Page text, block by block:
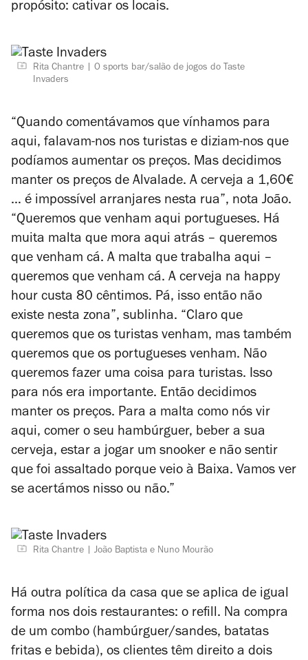
propósito: cativar os locais.
Rita Chantre
O sports bar/salão de jogos do Taste
Invaders
“Quando comentávamos que vínhamos para
aqui, falavam-nos nos turistas e diziam-nos que
podíamos aumentar os preços. Mas decidimos
manter os preços de Alvalade. A cerveja a 1,60€
… é impossível arranjares nesta rua”, nota João.
“Queremos que venham aqui portugueses. Há
muita malta que mora aqui atrás – queremos
que venham cá. A malta que trabalha aqui –
queremos que venham cá. A cerveja na happy
hour custa 80 cêntimos. Pá, isso então não
existe nesta zona”, sublinha. “Claro que
queremos que os turistas venham, mas também
queremos que os portugueses venham. Não
queremos fazer uma coisa para turistas. Isso
para nós era importante. Então decidimos
manter os preços. Para a malta como nós vir
aqui, comer o seu hambúrguer, beber a sua
cerveja, estar a jogar um snooker e não sentir
que foi assaltado porque veio à Baixa. Vamos ver
se acertámos nisso ou não.”
Rita Chantre João Baptista e Nuno Mourão
Há outra política da casa que se aplica de igual
forma nos dois restaurantes: o refill. Na compra
de um combo (hambúrguer/sandes, batatas
fritas e bebida), os clientes têm direito a dois